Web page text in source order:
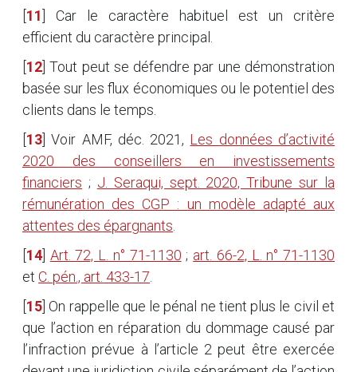
11
Car le caractère habituel est un critère
efficient du caractère principal.
12 ]Tout peut se défendre par une démonstration
basée sur les flux économiques ou le potentiel des
clients dans le temps.
13 ]Voir AMF, déc. 2021, Les données d’activité
2020 des conseillers en investissements
financiers ; J. Seraqui, sept. 2020, Tribune sur la
rémunération des CGP : un modèle adapté aux
attentes des épargnants
14 Art. 72, L. n° 71-1130 ; art. 66-2, L. n° 71-1130
et C. pén., art. 433-17
15 ]On rappelle que le pénal ne tient plus le civil et
que l’action en réparation du dommage causé par
l’infraction prévue à l’article 2 peut être exercée